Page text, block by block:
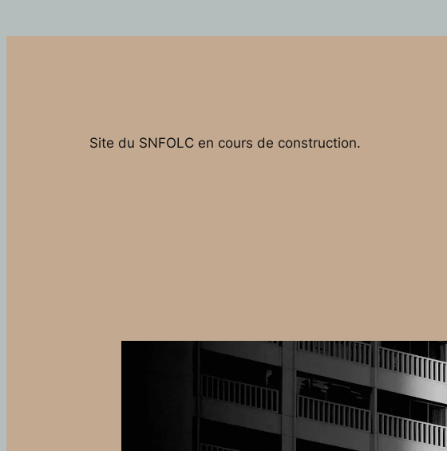
Site du SNFOLC en cours de construction.